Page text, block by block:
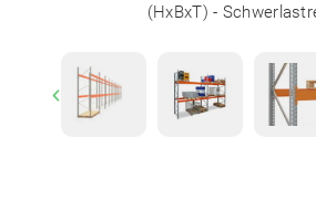
(HxBxT) -
Previous